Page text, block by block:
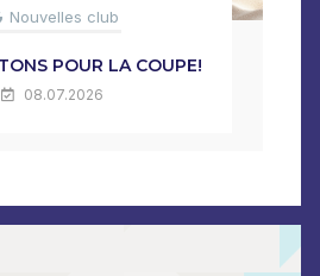
Nouvelles club
POUR LA COUPE!
08.07.2026